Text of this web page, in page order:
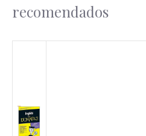
recomendados